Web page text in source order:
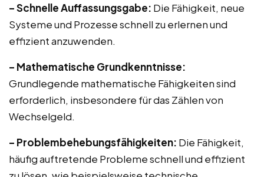
– Schnelle Auffassungsgabe: Die Fähigkeit, neue
Systeme und Prozesse schnell zu erlernen und
effizient anzuwenden.
– Mathematische Grundkenntnisse:
Grundlegende mathematische Fähigkeiten sind
erforderlich, insbesondere für das Zählen von
Wechselgeld.
– Problembehebungsfähigkeiten: Die Fähigkeit,
häufig auftretende Probleme schnell und effizient